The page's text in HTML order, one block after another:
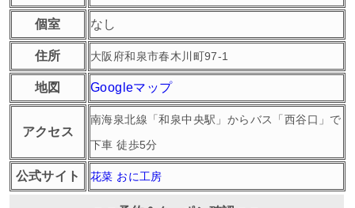
個室 なし
住所 大阪府和泉市春木川町97-1
地図 Googleマップ
アクセス
南海泉北線「和泉中央駅」からバス「西谷口」で
下車 徒歩5分
公式サイト 花菜 おに工房